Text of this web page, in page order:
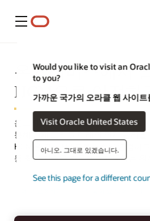
메뉴
Would you like to visit an
to you?
가까운 국가의 오라클 웹 사이
Visit Oracle United States
아니오. 그대로 있겠습니다.
See this page for a different
온프레미스에서
HCM으로 이전하
온프레미스 애플리케이션에서 Oracle
통해 현재 그리고 미래의 인재 관리를
HCM은 모든 HR 프로세스를 연결하
등 최신 기술을 자동으로 제공하는 완